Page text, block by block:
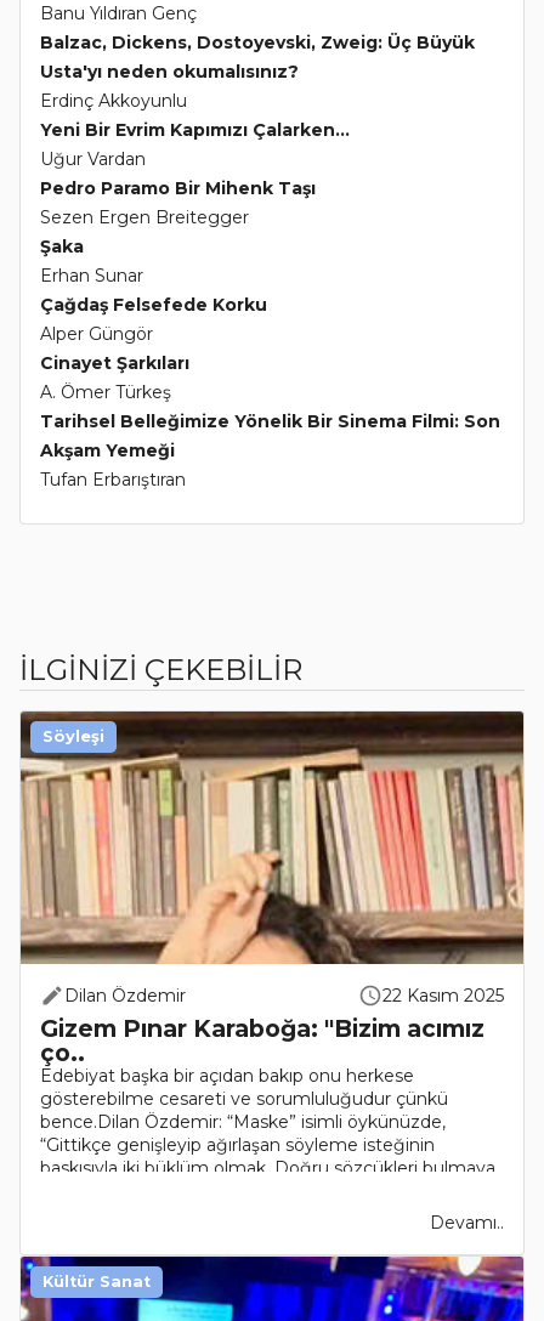
Banu Yıldıran Genç
Balzac, Dickens, Dostoyevski, Zweig: Üç Büyük
Usta'yı neden okumalısınız?
Erdinç Akkoyunlu
Yeni Bir Evrim Kapımızı Çalarken...
Uğur Vardan
Pedro Paramo Bir Mihenk Taşı
Sezen Ergen Breitegger
Şaka
Erhan Sunar
Çağdaş Felsefede Korku
Alper Güngör
Cinayet Şarkıları
A. Ömer Türkeş
Tarihsel Belleğimize Yönelik Bir Sinema Filmi: Son
Akşam Yemeği
Tufan Erbarıştıran
İLGİNİZİ ÇEKEBİLİR
Dilan Özdemir 22 Kasım 2025
Gizem Pınar Karaboğa: "Bizim acımız
ço..
Edebiyat başka bir açıdan bakıp onu herkese
gösterebilme cesareti ve sorumluluğudur çünkü
bence.Dilan Özdemir: “Maske” isimli öykünüzde,
“Gittikçe genişleyip ağırlaşan söyleme isteğinin
baskısıyla iki büklüm olmak. Doğru sözcükleri bulmaya
Devamı..
Söyleşi
Kültür Sanat